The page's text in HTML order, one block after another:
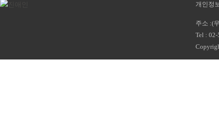
개인정
주소 :(
Tel :